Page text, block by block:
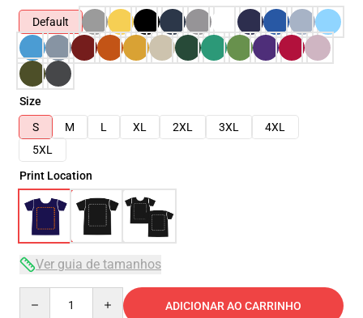
Default
Size
S
M L XL 2XL 3XL
4XL
5XL
Print Location
Ver guia de tamanhos
ADICIONAR AO CARRINHO